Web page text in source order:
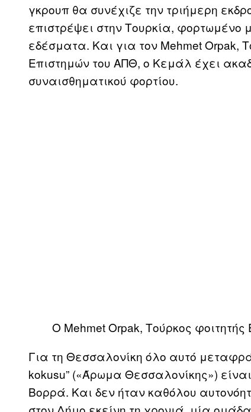
γκρουπ θα συνέχιζε την τριήμερη
επιστρέψει στην Τουρκία, φορτωμένο
εδέσματα. Και για τον Mehmet Orpak,
Επιστημών του ΑΠΘ, ο Κεμάλ έχει
συναισθηματικού φορτίου.
Ο Mehmet Orpak, Τούρκος
Για τη Θεσσαλονίκη όλο αυτό
kokusu” («Άρωμα Θεσσαλονίκης»)
Βορρά. Και δεν ήταν καθόλου